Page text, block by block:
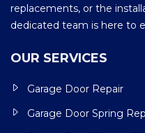
replacements, or the
dedicated team is here to
OUR SERVICES
Garage Door Repair
Garage Door Spring